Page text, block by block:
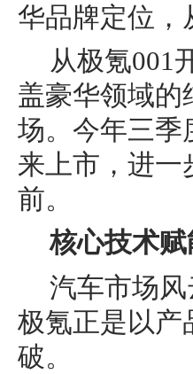
华品牌定位，
从极氪001
盖豪华领域的
场。今年三季
来上市，进一
前。
核心技术
汽车市场
极氪正是以产
破。